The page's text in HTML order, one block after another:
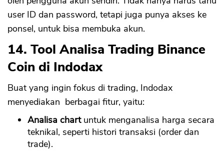
user ID dan password, tetapi juga punya akses ke
ponsel, untuk bisa membuka akun.
14. Tool Analisa Trading Binance
Coin di Indodax
Buat yang ingin fokus di trading, Indodax
menyediakan berbagai fitur, yaitu:
Analisa chartuntuk menganalisa harga secara
teknikal, seperti histori transaksi (order dan
trade).